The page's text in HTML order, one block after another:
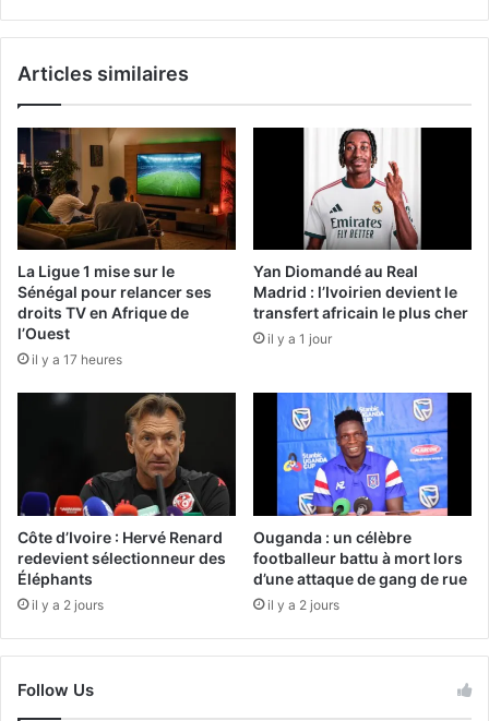
Articles similaires
La Ligue 1 mise sur le
Sénégal pour relancer ses
droits TV en Afrique de
l’Ouest
il y a 17 heures
Yan Diomandé au Real
Madrid : l’Ivoirien devient le
transfert africain le plus cher
il y a 1 jour
Côte d’Ivoire : Hervé Renard
redevient sélectionneur des
Éléphants
il y a 2 jours
Ouganda : un célèbre
footballeur battu à mort lors
d’une attaque de gang de rue
il y a 2 jours
Follow Us